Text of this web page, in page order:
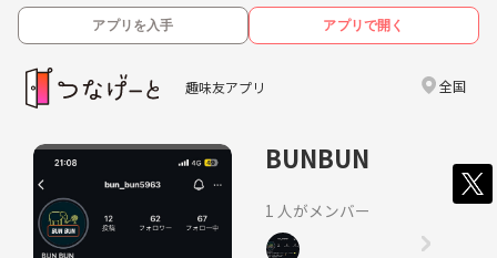
アプリを入手 アプリで開く
趣味友アプリ 全国
BUNBUN
1 人がメンバー